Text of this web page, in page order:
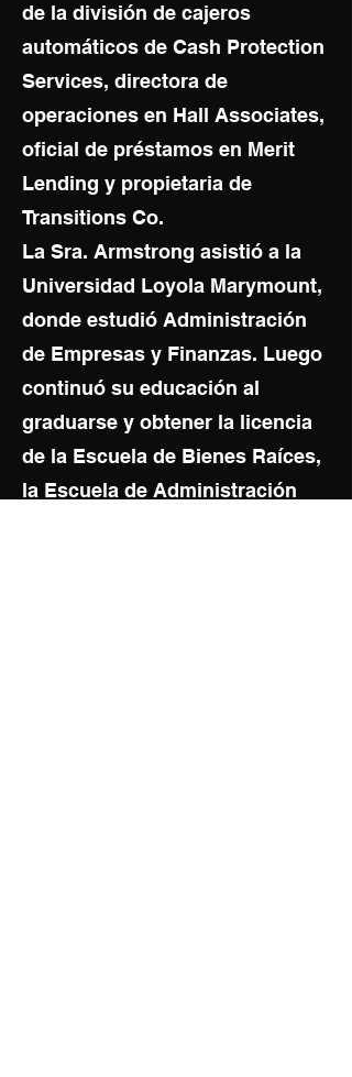
de la división de cajeros
automáticos de Cash Protection
Services, directora de
operaciones en Hall Associates,
oficial de préstamos en Merit
Lending y propietaria de
Transitions Co.
La Sra. Armstrong asistió a la
Universidad Loyola Marymount,
donde estudió Administración
de Empresas y Finanzas. Luego
continuó su educación al
graduarse y obtener la licencia
de la Escuela de Bienes Raíces,
la Escuela de Administración